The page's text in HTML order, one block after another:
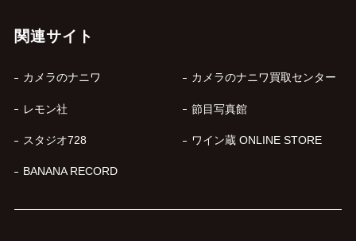
関連サイト
カメラのナニワ カメラのナニワ買取センター
レモン社 節目写真館
スタジオ728 ワイン蔵 ONLINE STORE
BANANA RECORD